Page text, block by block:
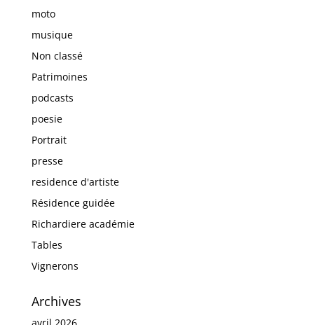
moto
musique
Non classé
Patrimoines
podcasts
poesie
Portrait
presse
residence d'artiste
Résidence guidée
Richardiere académie
Tables
Vignerons
Archives
avril 2026